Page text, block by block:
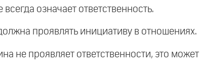
всегда означает ответственность.
проявлять инициативу в отношениях.
не проявляет ответственности, это